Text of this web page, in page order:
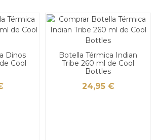
Dinos
Cool
Botella Térmica Indian
Tribe 260 ml de Cool
Bottles
24,95 €